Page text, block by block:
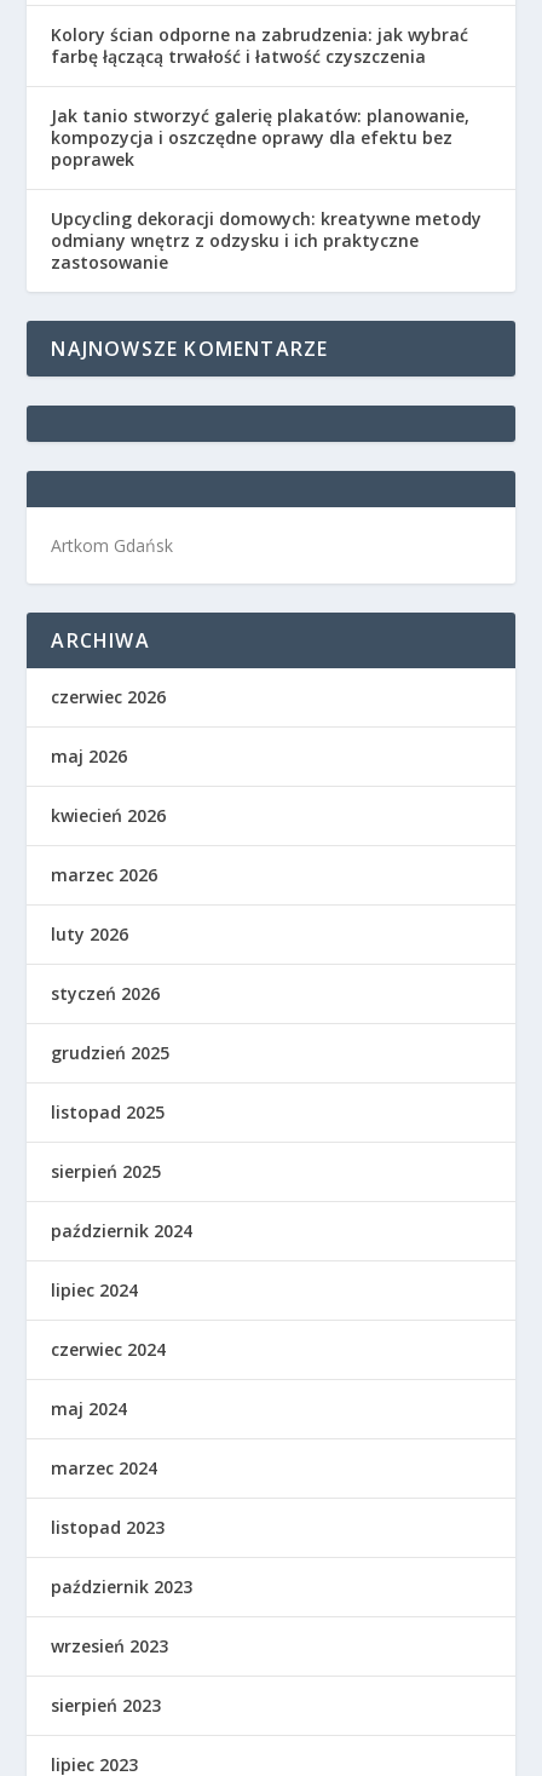
Kolory ścian odporne na zabrudzenia: jak wybrać
farbę łączącą trwałość i łatwość czyszczenia
Jak tanio stworzyć galerię plakatów: planowanie,
kompozycja i oszczędne oprawy dla efektu bez
poprawek
Upcycling dekoracji domowych: kreatywne metody
odmiany wnętrz z odzysku i ich praktyczne
zastosowanie
NAJNOWSZE KOMENTARZE
Artkom Gdańsk
ARCHIWA
czerwiec 2026
maj 2026
kwiecień 2026
marzec 2026
luty 2026
styczeń 2026
grudzień 2025
listopad 2025
sierpień 2025
październik 2024
lipiec 2024
czerwiec 2024
maj 2024
marzec 2024
listopad 2023
październik 2023
wrzesień 2023
sierpień 2023
lipiec 2023